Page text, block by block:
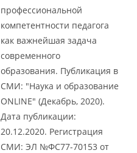
профессиональной
компетентности педагога
как важнейшая задача
современного
образования. Публикация в
СМИ: "Наука и образование
ONLINE" (Декабрь, 2020).
Дата публикации:
20.12.2020. Регистрация
СМИ: ЭЛ №ФС77-70153 от